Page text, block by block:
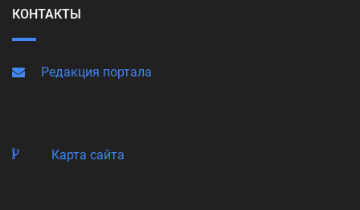
КОНТАКТЫ
Редакция портала
Карта сайта